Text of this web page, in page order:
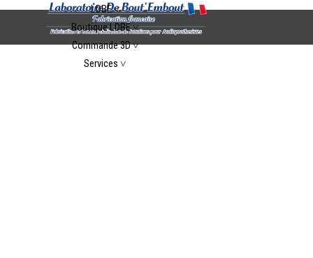
Sauter le menu
LDBE ˅
▼
Boutique LDBE ˅
▼
Commande 3D ˅
▼
Services ˅